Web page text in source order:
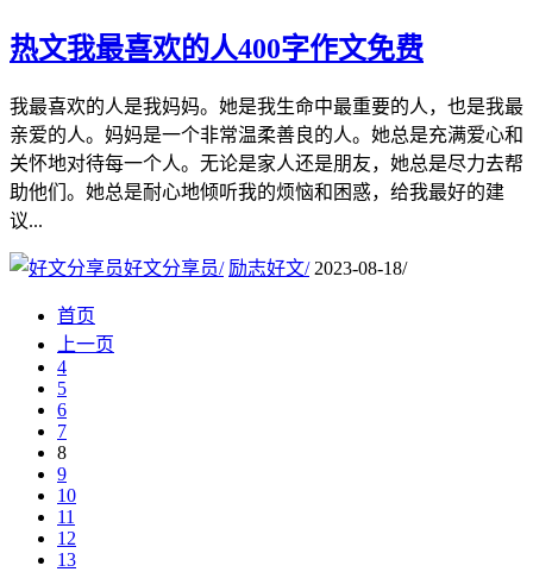
热文我最喜欢的人400字作文免费
我最喜欢的人是我妈妈。她是我生命中最重要的人，也是我最
亲爱的人。妈妈是一个非常温柔善良的人。她总是充满爱心和
关怀地对待每一个人。无论是家人还是朋友，她总是尽力去帮
助他们。她总是耐心地倾听我的烦恼和困惑，给我最好的建
议...
好文分享员/ 励志好文/ 2023-08-18/
首页
上一页
4
5
6
7
8
9
10
11
12
13